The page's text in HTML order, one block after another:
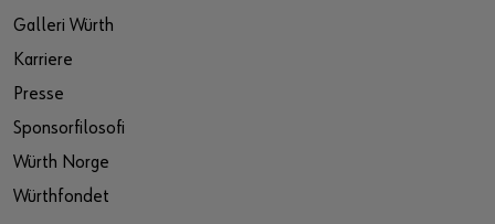
Galleri Würth
Karriere
Presse
Sponsorfilosofi
Würth Norge
Würthfondet